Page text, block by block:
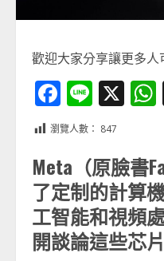
歡迎大家分享讓更多人
Line
X
瀏覽人數： 847
Meta（原臉書
了定制的計算
工智能和視頻
開談論這些芯